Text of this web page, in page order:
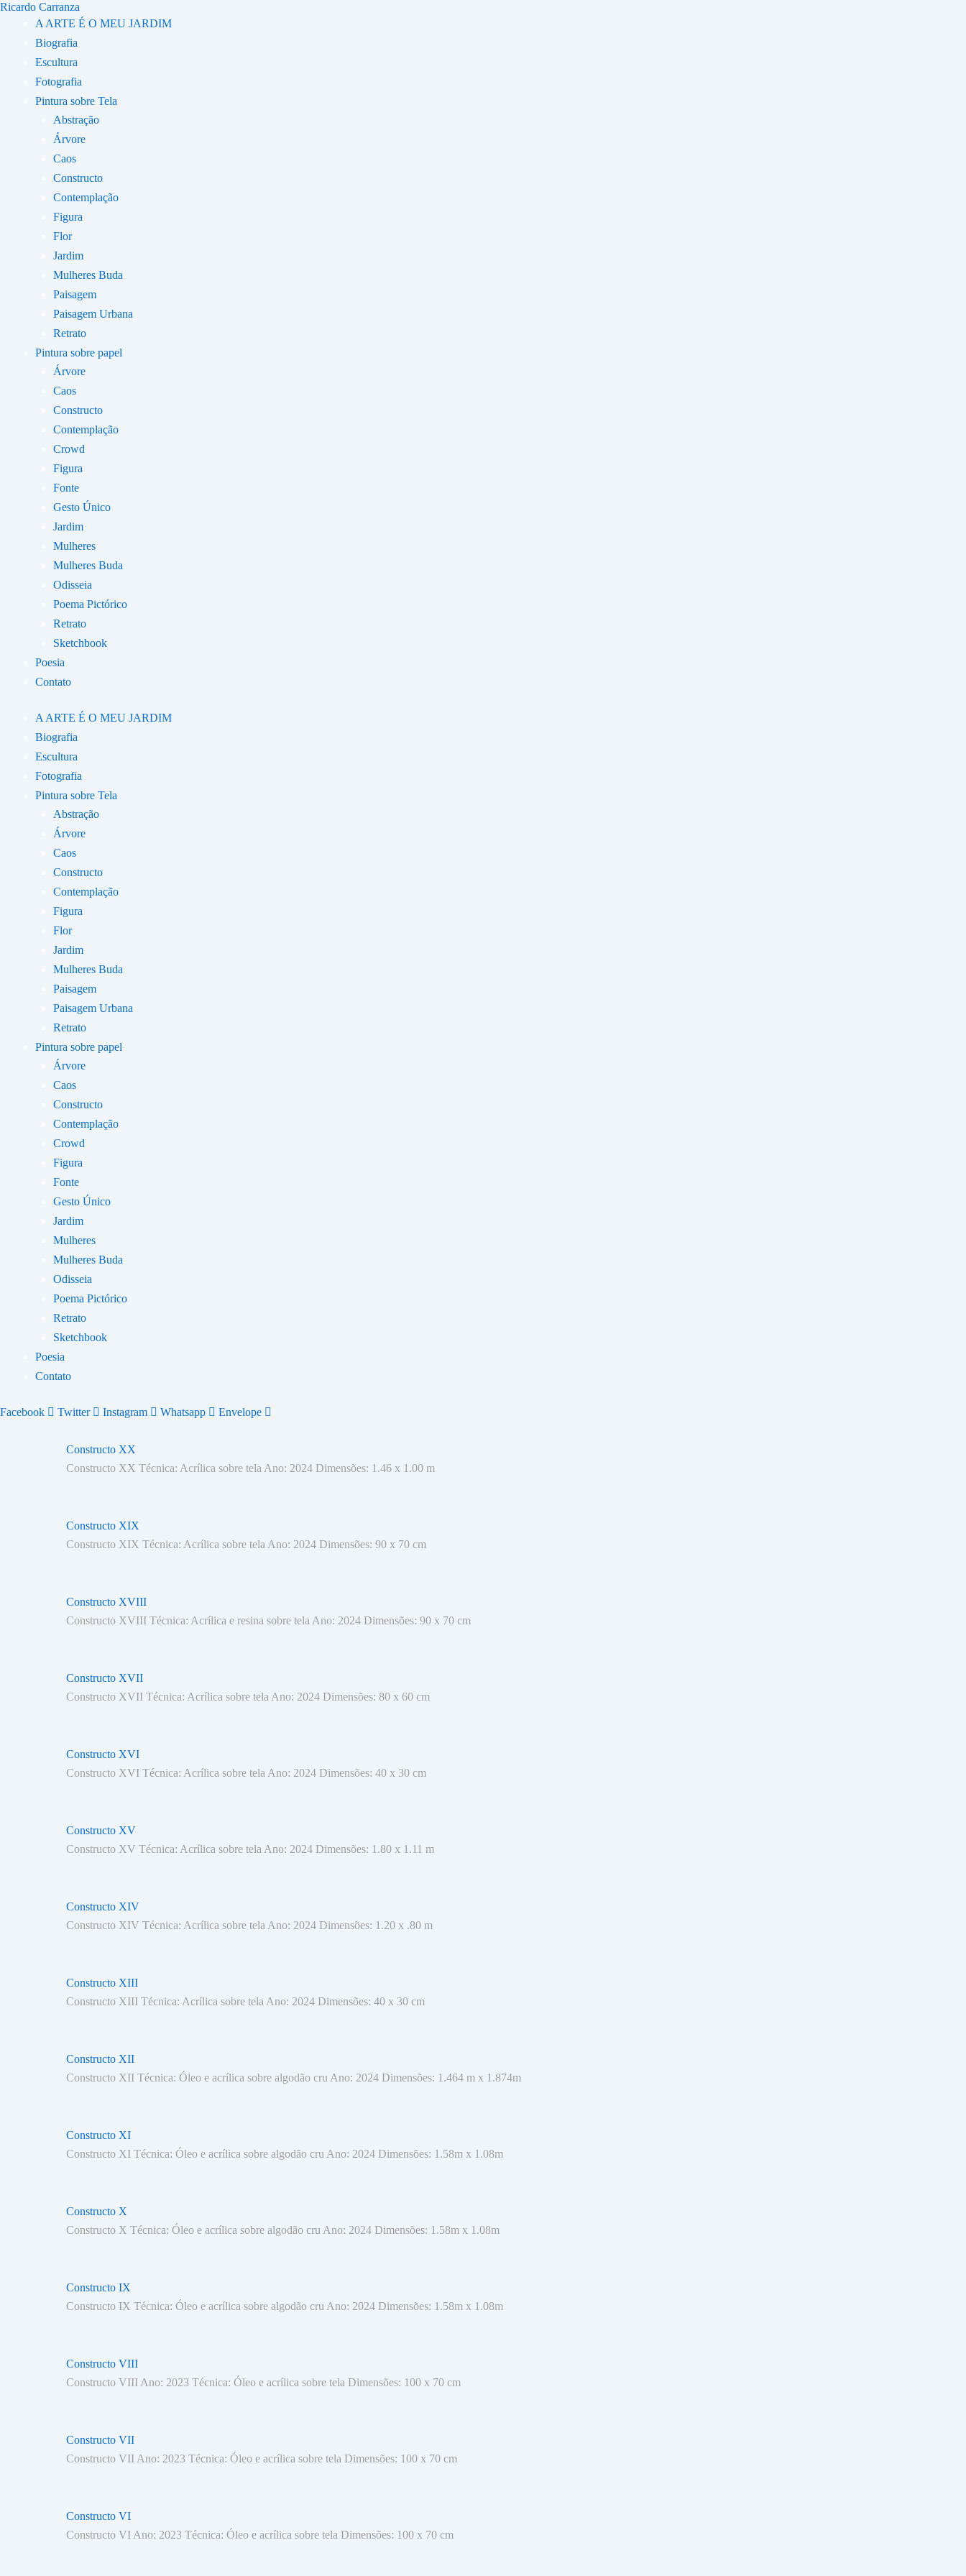
Ir
conteúdo
Ricardo Carranza
A ARTE É O MEU JARDIM
Biografia
Escultura
Fotografia
Pintura sobre Tela
Abstração
Árvore
Caos
Constructo
Contemplação
Figura
Flor
Jardim
Mulheres Buda
Paisagem
Paisagem Urbana
Retrato
Pintura sobre papel
Árvore
Caos
Constructo
Contemplação
Crowd
Figura
Fonte
Gesto Único
Jardim
Mulheres
Mulheres Buda
Odisseia
Poema Pictórico
Retrato
Sketchbook
Poesia
Contato
A ARTE É O MEU JARDIM
Biografia
Escultura
Fotografia
Pintura sobre Tela
Abstração
Árvore
Caos
Constructo
Contemplação
Figura
Flor
Jardim
Mulheres Buda
Paisagem
Paisagem Urbana
Retrato
Pintura sobre papel
Árvore
Caos
Constructo
Contemplação
Crowd
Figura
Fonte
Gesto Único
Jardim
Mulheres
Mulheres Buda
Odisseia
Poema Pictórico
Retrato
Sketchbook
Poesia
Contato
Facebook Twitter Instagram Whatsapp Envelope
Constructo XX
Constructo XX Técnica: Acrílica sobre tela Ano: 2024 Dimensões: 1.46 x 1.00 m
Constructo XIX
Constructo XIX Técnica: Acrílica sobre tela Ano: 2024 Dimensões: 90 x 70 cm
Constructo XVIII
Constructo XVIII Técnica: Acrílica e resina sobre tela Ano: 2024 Dimensões: 90 x 70 cm
Constructo XVII
Constructo XVII Técnica: Acrílica sobre tela Ano: 2024 Dimensões: 80 x 60 cm
Constructo XVI
Constructo XVI Técnica: Acrílica sobre tela Ano: 2024 Dimensões: 40 x 30 cm
Constructo XV
Constructo XV Técnica: Acrílica sobre tela Ano: 2024 Dimensões: 1.80 x 1.11 m
Constructo XIV
Constructo XIV Técnica: Acrílica sobre tela Ano: 2024 Dimensões: 1.20 x .80 m
Constructo XIII
Constructo XIII Técnica: Acrílica sobre tela Ano: 2024 Dimensões: 40 x 30 cm
Constructo XII
Constructo XII Técnica: Óleo e acrílica sobre algodão cru Ano: 2024 Dimensões: 1.464 m x 1.874m
Constructo XI
Constructo XI Técnica: Óleo e acrílica sobre algodão cru Ano: 2024 Dimensões: 1.58m x 1.08m
Constructo X
Constructo X Técnica: Óleo e acrílica sobre algodão cru Ano: 2024 Dimensões: 1.58m x 1.08m
Constructo IX
Constructo IX Técnica: Óleo e acrílica sobre algodão cru Ano: 2024 Dimensões: 1.58m x 1.08m
Constructo VIII
Constructo VIII Ano: 2023 Técnica: Óleo e acrílica sobre tela Dimensões: 100 x 70 cm
Constructo VII
Constructo VII Ano: 2023 Técnica: Óleo e acrílica sobre tela Dimensões: 100 x 70 cm
Constructo VI
Constructo VI Ano: 2023 Técnica: Óleo e acrílica sobre tela Dimensões: 100 x 70 cm